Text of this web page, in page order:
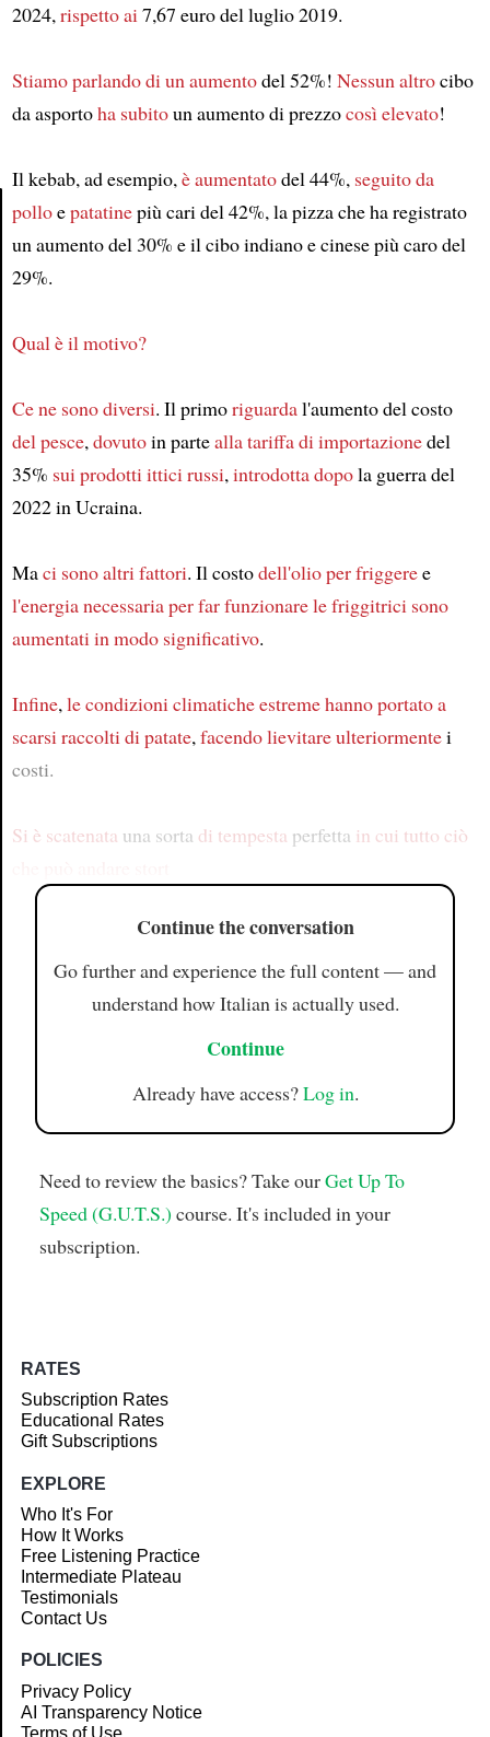
Article
2024,rispetto ai7,67 euro del luglio 2019.
Stiamo parlando di un aumentodel 52%! Nessun altrocibo
da asportoha subitoun aumento di prezzocosì elevato!
Il kebab, ad esempio,è aumentatodel 44%, seguito da
polloepatatinepiù cari del 42%, la pizza che ha registrato
un aumento del 30% e il cibo indiano e cinese più caro del
29%.
Qual è il motivo?
Ce ne sono diversi. Il primoriguardal'aumento del costo
del pesce,dovutoin partealla tariffa di importazionedel
35% sui prodotti ittici russi,introdotta dopola guerra del
2022 in Ucraina.
Maci sono altri fattori. Il costodell'olio per friggeree
l'energianecessaria per far funzionare le friggitrici sono
aumentatiin modo significativo.
Infine,le condizioni climatiche estremehanno portatoa
scarsi raccolti di patate,facendo lievitare ulteriormentei
costi.
Si è scatenata una sorta di tempesta perfetta in cui tutto ciò
Continue the conversation
Go further and experience the full content — and
understand how Italian is actually used.
Continue
Already have access?Log in.
Need to review the basics? Take ourGet Up To
Speed (G.U.T.S.) course. It's included in your
subscription.
RATES
Subscription Rates
Educational Rates
Gift Subscriptions
EXPLORE
Who It's For
How It Works
Free Listening Practice
Intermediate Plateau
Testimonials
Contact Us
POLICIES
Privacy Policy
AI Transparency Notice
Terms of Use